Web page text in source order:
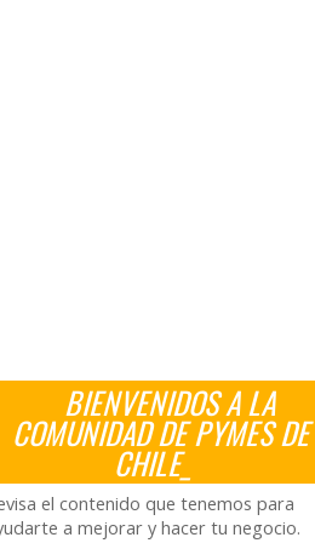
BIENVENIDOS A LA
COMUNIDAD DE PYMES DE
CHILE_
el contenido que tenemos para
a mejorar y hacer tu negocio.